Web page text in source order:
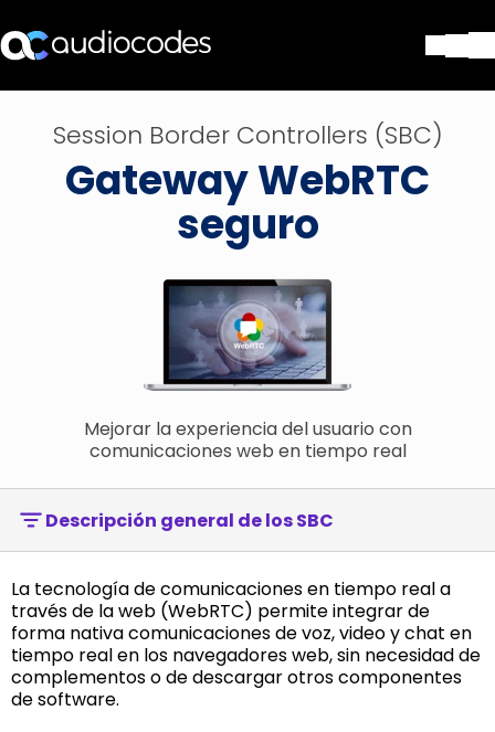
Productos y Aplicaciones
Partners
Servicios y Soporte Técnico
Stay in the loop
SUSCRÍBASE A NUESTRO BOLETÍN
Session Border Controllers (SBC)
Gateway WebRTC
seguro
Mejorar la experiencia del usuario con
comunicaciones web en tiempo real
Descripción general de los SBC
La tecnología de comunicaciones en tiempo real a
través de la web (WebRTC) permite integrar de
forma nativa comunicaciones de voz, video y chat en
tiempo real en los navegadores web, sin necesidad de
complementos o de descargar otros componentes
de software.